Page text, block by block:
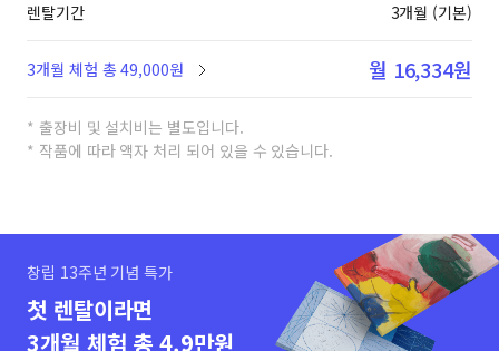
렌탈기간 3개월 (기본)
3개월 체험 총 49,000원 월 16,334원
* 출장비 및 설치비는 별도입니다.
* 작품에 따라 액자 처리 되어 있을 수 있습니다.
창립 13주년 기념 특가
첫 렌탈이라면
3개월 체험 총 4.9만원